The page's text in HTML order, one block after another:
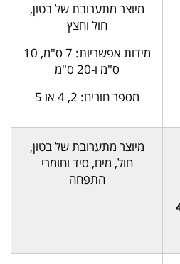
מיוצר מתערובת של בטון,
חול וחצץ
מידות אפשריות: 7 ס"מ, 10
ס"מ ו-20 ס"מ
מספר חורים: 2, 4 או 5
מיוצר מתערובת של בטון,
חול, מים, סיד וחומרי
התפחה